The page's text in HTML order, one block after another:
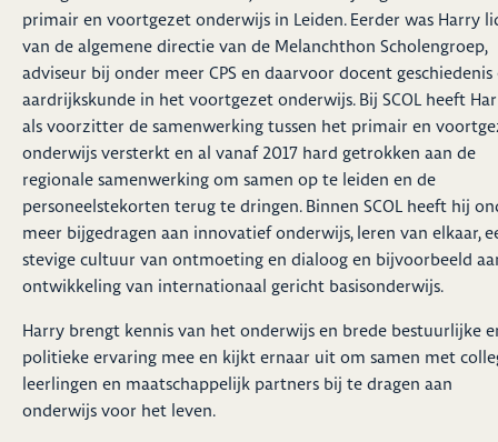
primair en voortgezet onderwijs in Leiden. Eerder was Harry
van de algemene directie van de Melanchthon Scholengroep,
adviseur bij onder meer CPS en daarvoor docent geschiedenis
aardrijkskunde in het voortgezet onderwijs. Bij SCOL heeft
als voorzitter de samenwerking tussen het primair en
onderwijs versterkt en al vanaf 2017 hard getrokken aan de
regionale samenwerking om samen op te leiden en de
personeelstekorten terug te dringen. Binnen SCOL heeft hij
meer bijgedragen aan innovatief onderwijs, leren van elkaar,
stevige cultuur van ontmoeting en dialoog en bijvoorbeeld
ontwikkeling van internationaal gericht basisonderwijs.
Harry brengt kennis van het onderwijs en brede bestuurlijke
politieke ervaring mee en kijkt ernaar uit om samen met
leerlingen en maatschappelijk partners bij te dragen aan
onderwijs voor het leven.